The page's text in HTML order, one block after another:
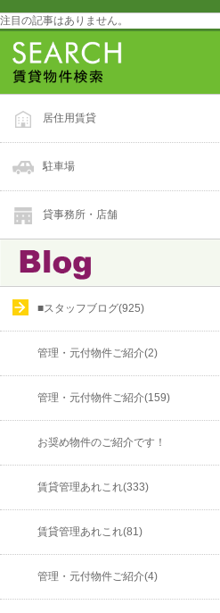
注目の記事はありません。
居住用賃貸
駐車場
貸事務所・店舗
■スタッフブログ(925)
管理・元付物件ご紹介(2)
管理・元付物件ご紹介(159)
お奨め物件のご紹介です！
賃貸管理あれこれ(333)
賃貸管理あれこれ(81)
管理・元付物件ご紹介(4)